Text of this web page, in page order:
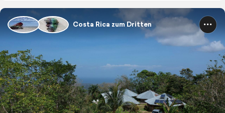
Costa Rica zum Dritten